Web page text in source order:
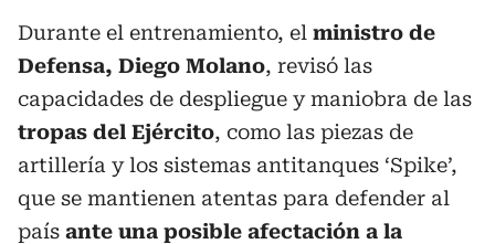
Durante el entrenamiento, el ministro de
Defensa, Diego Molano, revisó las
capacidades de despliegue y maniobra de las
tropas del Ejército, como las piezas de
artillería y los sistemas antitanques ‘Spike’,
que se mantienen atentas para defender al
país ante una posible afectación a la